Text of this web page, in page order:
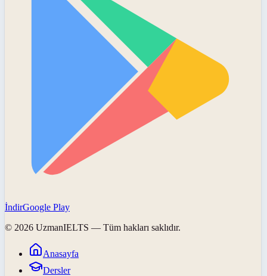
İndirGoogle Play
© 2026 UzmanIELTS — Tüm hakları saklıdır.
Anasayfa
Dersler